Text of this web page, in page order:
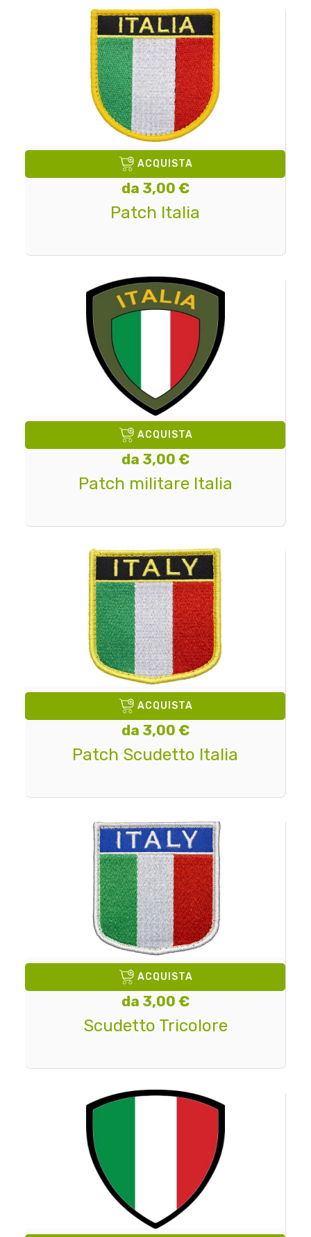
ACQUISTA
da 3,00 €
Patch Italia
ACQUISTA
da 3,00 €
Patch militare Italia
ACQUISTA
da 3,00 €
Patch Scudetto Italia
ACQUISTA
da 3,00 €
Scudetto Tricolore